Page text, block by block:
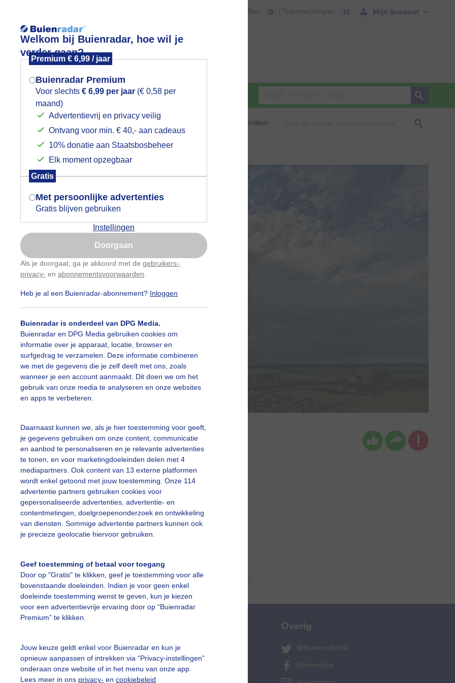
Welkom bij Buienradar, hoe wil je
verder gaan?
Premium € 6,99 / jaar
Buienradar Premium
Voor slechts € 6,99 per jaar (€ 0,58 per
maand)
Advertentievrij en privacy veilig
Ontvang voor min. € 40,- aan cadeaus
10% donatie aan Staatsbosbeheer
Elk moment opzegbaar
Gratis
Met persoonlijke advertenties
Gratis blijven gebruiken
Instellingen
Doorgaan
Als je doorgaat, ga je akkoord met de gebruikers-
privacy- en abonnementsvoorwaarden
Heb je al een Buienradar-abonnement? Inloggen
Buienradar is onderdeel van DPG Media.
Buienradar en DPG Media gebruiken cookies om
informatie over je apparaat, locatie, browser en
surfgedrag te verzamelen. Deze informatie combineren
we met de gegevens die je zelf deelt met ons, zoals
wanneer je een account aanmaakt. Dit doen we om het
gebruik van onze media te analyseren en onze websites
en apps te verbeteren.
Daarnaast kunnen we, als je hier toestemming voor geeft,
je gegevens gebruiken om onze content, communicatie
en aanbod te personaliseren en je relevante advertenties
te tonen, en voor marketingdoeleinden delen met 4
mediapartners. Ook content van 13 externe platformen
wordt enkel getoond met jouw toestemming. Onze 114
advertentie partners gebruiken cookies voor
gepersonaliseerde advertenties, advertentie- en
contentmetingen, doelgroepenonderzoek en ontwikkeling
van diensten. Sommige advertentie partners kunnen ook
je precieze geolocatie hiervoor gebruiken.
Geef toestemming of betaal voor toegang
Door op "Gratis" te klikken, geef je toestemming voor alle
bovenstaande doeleinden. Indien je voor geen enkel
doeleinde toestemming wenst te geven, kun je kiezen
voor een advertentievrije ervaring door op “Buienradar
Premium” te klikken.
Jouw keuze geldt enkel voor Buienradar en kun je
opnieuw aanpassen of intrekken via “Privacy-instellingen”
onderaan onze website of in het menu van onze app.
Lees meer in ons privacy- en cookiebeleid
Mijn Account
Files 0 | Treinmeldingen 11
Foto en video Weerzine
Zoeken in foto & video:
de regen komen de regenbuien
Simone Genna Wiersma Gemaakt: 06-06-2026, 82x bekeken
Regen Wolken
slideshow
Een moment geduld aub...
vragen
De Bilt
Overig
@BuienradarNL
Buienradar
Mogen we je locatie gebruiken voor
het weer?
Indien je hier nog geen akkoord op hebt
gegeven, verschijnt er zo een pop-up uit
je browser waarin deze toestemming
gevraagd wordt.
Is goed, toon de popup
Nu niet, misschien later
Gebruik je Safari en wil je niet elke dag deze pop-up
Klikhierom dit aan te passen